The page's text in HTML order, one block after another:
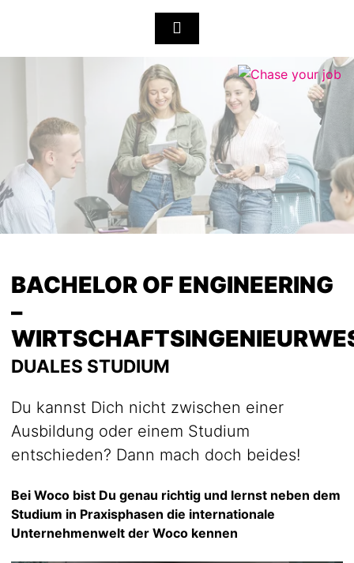
BACHELOR OF ENGINEERING
–
DUALES STUDIUM
Du kannst Dich nicht zwischen einer
Ausbildung oder einem Studium
entschieden? Dann mach doch beides!
Bei Woco bist Du genau richtig und lernst neben dem
Studium in Praxisphasen die internationale
Unternehmenwelt der Woco kennen